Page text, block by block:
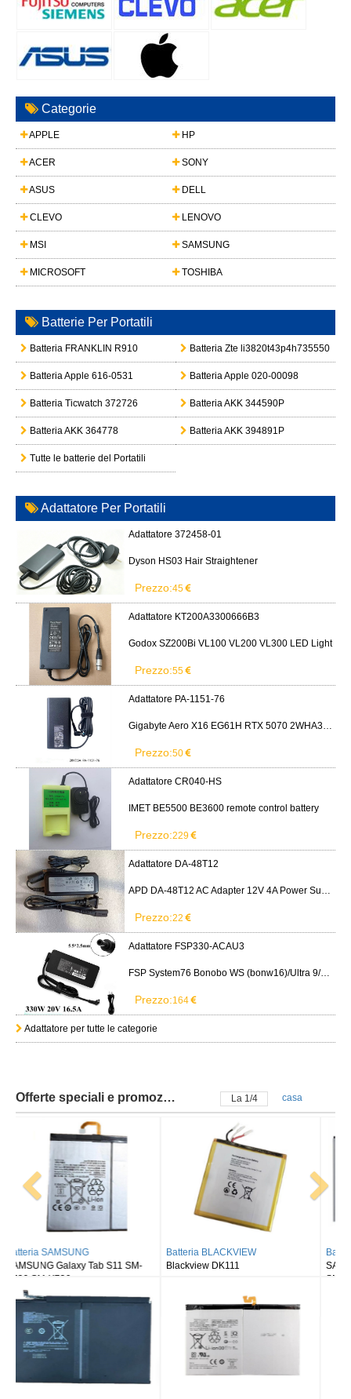
Categorie
APPLE HP
ACER SONY
ASUS DELL
CLEVO LENOVO
MSI SAMSUNG
MICROSOFT TOSHIBA
Batterie Per Portatili
Batteria FRANKLIN R910 Batteria Zte li3820t43p4h735550
Batteria Apple 616-0531 Batteria Apple 020-00098
Batteria Ticwatch 372726 Batteria AKK 344590P
Batteria AKK 364778 Batteria AKK 394891P
Tutte le batterie del Portatili
Adattatore Per Portatili
Adattatore 372458-01
Dyson HS03 Hair Straightener
Prezzo:45
Adattatore KT200A3300666B3
Godox SZ200Bi VL100 VL200 VL300 LED Light
Prezzo:55
Adattatore PA-1151-76
Gigabyte Aero X16 EG61H RTX 5070 2WHA3USC64AH LITEON PA-1151-76 150W adapter
Prezzo:50
Adattatore CR040-HS
IMET BE5500 BE3600 remote control battery
Prezzo:229
Adattatore DA-48T12
APD DA-48T12 AC Adapter 12V 4A Power Supply Cord
Prezzo:22
Adattatore FSP330-ACAU3
FSP System76 Bonobo WS (bonw16)/Ultra 9/RTX5090
Prezzo:164
Adattatore per tutte le categorie
Offerte speciali e promozioni La 2/4 casa
Batteria BLACKVIEW
Blackview DK111
Batteria SAMSUNG
SAMSUNG Galaxy Tab S8 Ultra